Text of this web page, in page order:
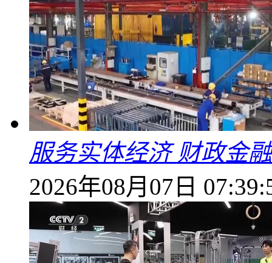
服务实体经济 财政金
2026年08月07日